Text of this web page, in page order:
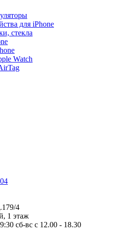
для iPhone
стекла
Watch
4
1 этаж
сб-вс с 12.00 - 18.30